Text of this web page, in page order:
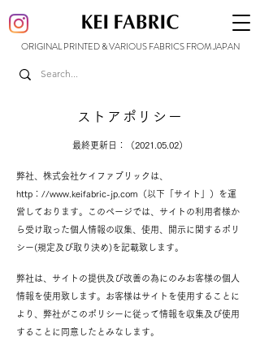
ORIGINAL PRINTED & VARIOUS FABRICS FROM JAPAN
ストアポリシー
最終更新日：（2021.05.02）
弊社、株式会社ケイファブリックは、
http：//www.keifabric-jp.com （以下「サイト」）を運
営しております。このページでは、サイトの利用者様か
ら受け取った個人情報の収集、使用、開示に関するポリ
シー(規定及び取り決め)を記載致します。
弊社は、サイトの提供及び改善の為にのみお客様の個人
情報を使用致します。お客様はサイトを使用することに
より、弊社がこのポリシーに従って情報を収集及び使用
することに同意したとみなします。